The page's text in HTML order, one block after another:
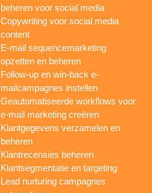
beheren voor social media
Copywriting voor social media
content
E-mail sequencemarketing
opzetten en beheren
Follow-up en win-back e-
mailcampagnes instellen
Geautomatiseerde workflows voor
e-mail marketing creëren
Klantgegevens verzamelen en
beheren
Klantrecensies beheren
Klantsegmentatie en targeting
Lead nurturing campagnes